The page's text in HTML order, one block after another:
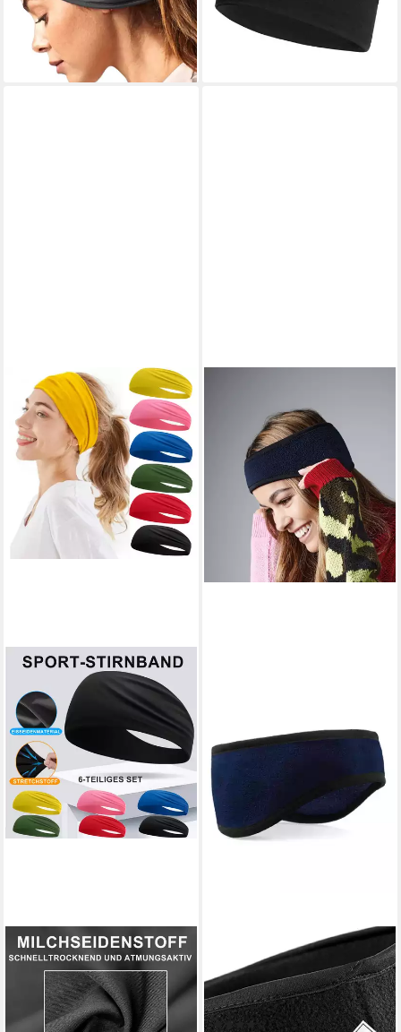
-31%
lieferbar - in 6-7 Werktagen bei dir
-27%
lieferbar - in 3-4 Werktagen bei dir
+2
MUTIG
Stirnband 6 PCS Sports
Stirnband,Elastische
Haarbänder Unisex-6 Farben
(Atmungsaktiv &
Stirnband Damen Suprafleece
Stirnband / Fleecestirnband -
2 Größen Ultra-Thermostoff
(1)